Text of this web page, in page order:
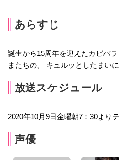
あらすじ
誕生から15周年を迎えたカピバ
またちの、 キュルッとしたまい
放送スケジュール
2020年10月9日金曜朝7：30より
声優